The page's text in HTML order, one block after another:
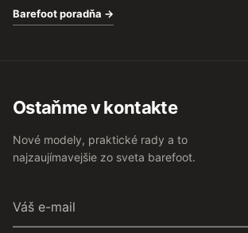
Barefoot poradňa →
Ostaňme v kontakte
Nové modely, praktické rady a to
najzaujímavejšie zo sveta barefoot.
e-
mail